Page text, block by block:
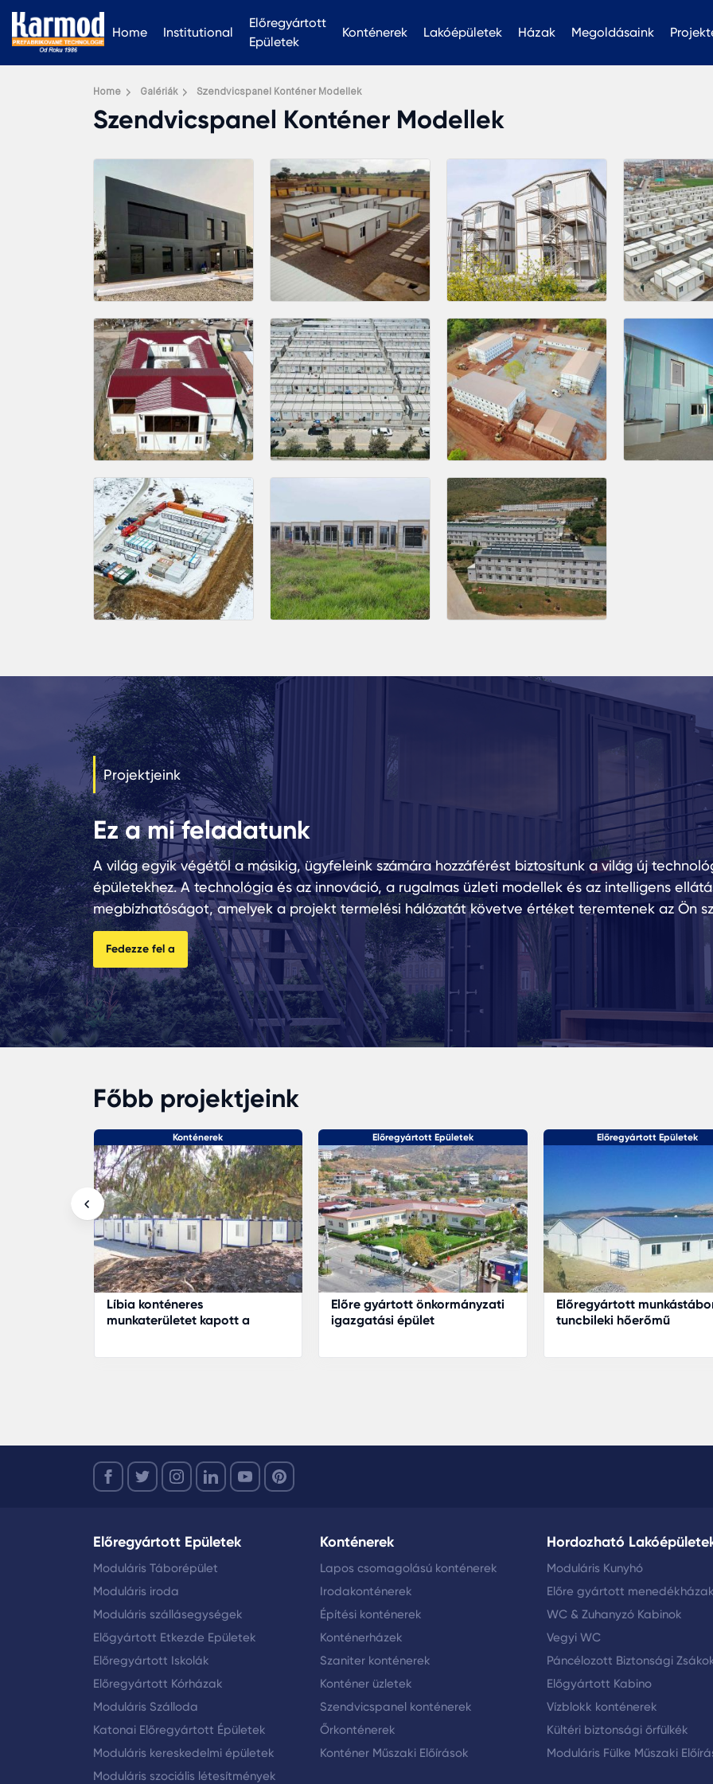
Home Institutional
Előregyártott
Epületek
Konténerek Lakóépületek Házak Megoldásaink
Home Galériák Szendvicspanel Konténer Modellek
Szendvicspanel Konténer Modellek
Projektjeink
Ez a mi feladatunk
A világ egyik végétől a másikig, ügyfeleink számára hozzáférést biztosítunk a világ új
épületekhez. A technológia és az innováció, a rugalmas üzleti modellek és az intelligens
megbízhatóságot, amelyek a projekt termelési hálózatát követve értéket teremtenek az Ön
Fedezze fel a
Főbb projektjeink
Konténerek
Líbia konténeres
munkaterületet kapott a
Előregyártott Epületek
Előre gyártott önkormányzati
igazgatási épület
Előregyártott Epületek
Előregyártott
tuncbileki hőerőmű
Előregyártott Epületek
Moduláris Táborépület
Moduláris iroda
Moduláris szállásegységek
Előgyártott Etkezde Epületek
Előregyártott Iskolák
Előregyártott Kórházak
Moduláris Szálloda
Katonai Előregyártott Épületek
Moduláris kereskedelmi épületek
Moduláris szociális létesítmények
Konténerek
Lapos csomagolású konténerek
Irodakonténerek
Építési konténerek
Konténerházek
Szaniter konténerek
Konténer üzletek
Szendvicspanel konténerek
Őrkonténerek
Konténer Műszaki Előírások
Hordozható
Moduláris Kunyhó
Előre gyártott menedékházak
WC & Zuhanyzó Kabinok
Vegyi WC
Páncélozott Biztonsági
Előgyártott Kabino
Vízblokk konténerek
Kültéri biztonsági őrfülkék
Moduláris Fülke Műszaki